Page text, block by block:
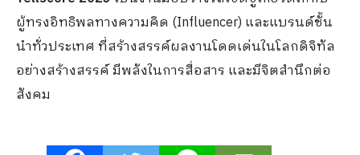
ผู้ทรงอิทธิพลทางความคิด (Influencer) และแบรนด์ชั้น
นำทั่วประเทศ ที่สร้างสรรค์ผลงานโดดเด่นในโลกดิจิทัล
อย่างสร้างสรรค์ มีพลังในการสื่อสาร และมีจิตสำนึกต่อ
สังคม